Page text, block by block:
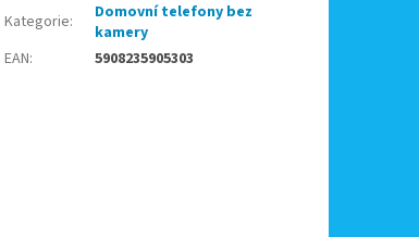
Kategorie:
Domovní telefony bez
kamery
EAN: 5908235905303